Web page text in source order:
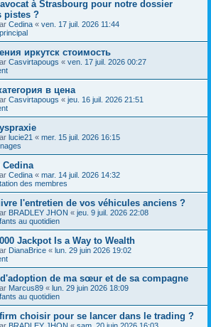
à Strasbourg pour notre dossier
pistes ?
Cedina « ven. 17 juil. 2026 11:44
иркутск стоимость
Casvirtapougs « ven. 17 juil. 2026 00:27
в цена
Casvirtapougs « jeu. 16 juil. 2026 21:51
lucie21 « mer. 15 juil. 2026 16:15
Cedina
Cedina « mar. 14 juil. 2026 14:32
des membres
l'entretien de vos véhicules anciens ?
BRADLEY JHON « jeu. 9 juil. 2026 22:08
au quotidien
Jackpot Is a Way to Wealth
DianaBrice « lun. 29 juin 2026 19:02
de ma sœur et de sa compagne
Marcus89 « lun. 29 juin 2026 18:09
au quotidien
choisir pour se lancer dans le trading ?
BRADLEY JHON « sam. 20 juin 2026 16:03